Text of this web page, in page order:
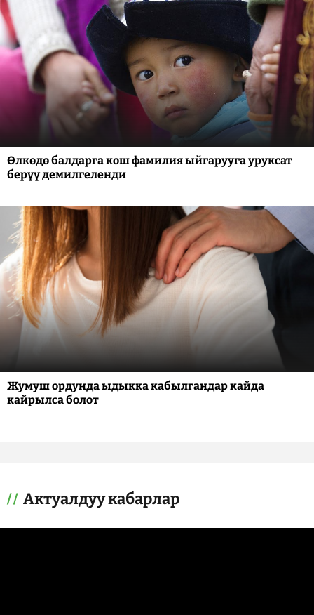
Өлкөдө балдарга кош фамилия ыйгарууга уруксат
берүү демилгеленди
Жумуш ордунда ыдыкка кабылгандар кайда
кайрылса болот
Актуалдуу кабарлар